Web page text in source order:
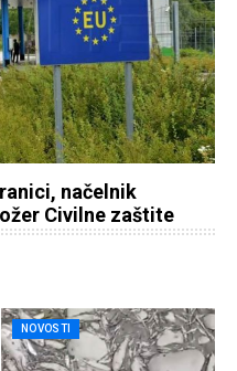
načelnik
Civilne zaštite
NOVOSTI